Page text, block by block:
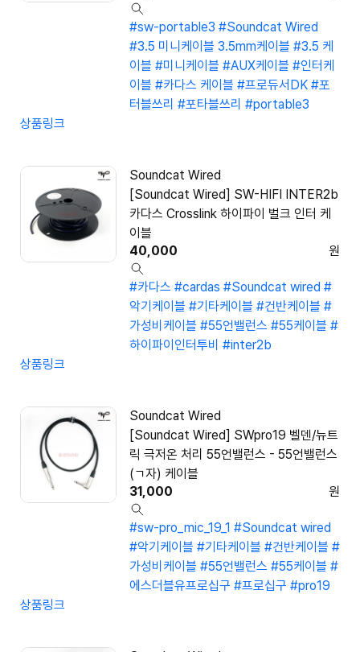
#sw-portable3 #Soundcat Wired
#3.5 미니케이블 3.5mm케이블 #3.5 케
이블 #미니케이블 #AUX케이블 #인터케
이블 #카다스 케이블 #프로듀서DK #포
터블쓰리 #포타블쓰리 #portable3
상품링크
Soundcat Wired
[Soundcat Wired] SW-HIFI INTER2b
카다스 Crosslink 하이파이 벌크 인터 케
이블
40,000
원
#카다스 #cardas #Soundcat wired #
악기케이블 #기타케이블 #건반케이블 #
가성비케이블 #55언밸런스 #55케이블 #
하이파이인터투비 #inter2b
상품링크
Soundcat Wired
[Soundcat Wired] SWpro19 벨덴/뉴트
릭 극저온 처리 55언밸런스 - 55언밸런스
(ㄱ자) 케이블
31,000
원
#sw-pro_mic_19_1 #Soundcat wired
#악기케이블 #기타케이블 #건반케이블 #
가성비케이블 #55언밸런스 #55케이블 #
에스더블유프로십구 #프로십구 #pro19
상품링크